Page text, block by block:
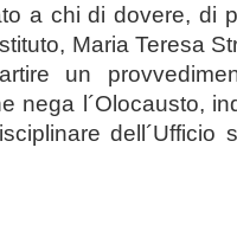
a chi di dovere, di
Maria Teresa
un
nega l´Olocausto,
dell´Ufficio